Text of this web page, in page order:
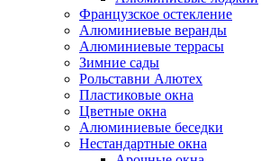
Французское остекление
Алюминиевые веранды
Алюминиевые террасы
Зимние сады
Рольставни Алютех
Пластиковые окна
Цветные окна
Алюминиевые беседки
Нестандартные окна